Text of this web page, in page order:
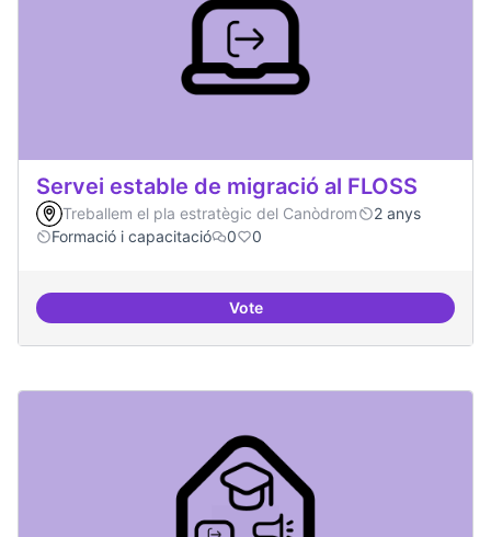
Servei estable de migració al FLOSS
Treballem el pla estratègic del Canòdrom
2 anys
Formació i capacitació
0 0
VoteServei estable de migració al